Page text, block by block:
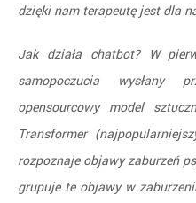
dzięki nam terapeutę jest dla
Jak działa chatbot? W
samopoczucia wysłany
opensourcowy model
Transformer
rozpoznaje objawy zaburzeń
grupuje te objawy w